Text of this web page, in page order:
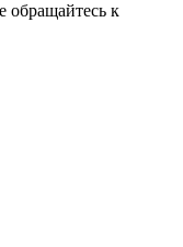
обращайтесь к